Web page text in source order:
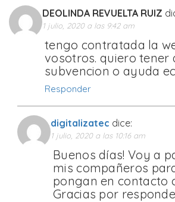
DEOLINDA REVUELTA RUIZ
1 julio, 2020 a las 9:42 am
tengo contratada la
vosotros. quiero tener
subvencion o ayuda
Responder
digitalizatec dice:
1 julio, 2020 a las 10:16 am
Buenos días! Voy a
mis compañeros
pongan en contacto
Gracias por